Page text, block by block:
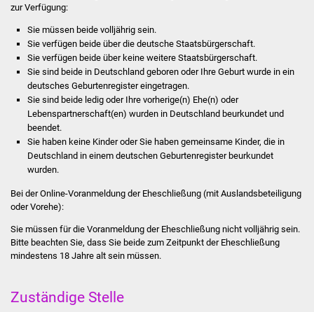
Wahlen
Stadtinfo
Jubiläumsjahr 2021
Partnerstädte
Sanierung Hallenbad
zur Verfügung:
Sie müssen beide volljährig sein.
Sie verfügen beide über die deutsche Staatsbürgerschaft.
Sie verfügen beide über keine weitere Staatsbürgerschaft.
Sie sind beide in Deutschland geboren oder Ihre Geburt wurde in ein
deutsches Geburtenregister eingetragen.
Sie sind beide ledig oder Ihre vorherige(n) Ehe(n) oder
Lebenspartnerschaft(en) wurden in Deutschland beurkundet und
beendet.
Sie haben keine Kinder oder Sie haben gemeinsame Kinder, die in
Deutschland in einem deutschen Geburtenregister beurkundet
wurden.
Bei der Online-Voranmeldung der Eheschließung (mit Auslandsbeteiligung
oder Vorehe):
Sie müssen für die Voranmeldung der Eheschließung nicht volljährig sein.
Bitte beachten Sie, dass Sie beide zum Zeitpunkt der Eheschließung
mindestens 18 Jahre alt sein müssen.
Zuständige Stelle